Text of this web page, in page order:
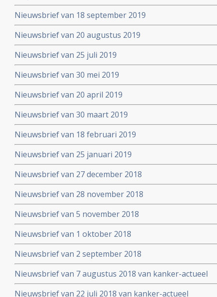
voortzetten
Nieuwsbrief van 18 september 2019
Nieuwsbrief van 20 augustus 2019
Nieuwsbrief van 25 juli 2019
Nieuwsbrief van 30 mei 2019
Nieuwsbrief van 20 april 2019
Nieuwsbrief van 30 maart 2019
Nieuwsbrief van 18 februari 2019
Nieuwsbrief van 25 januari 2019
Nieuwsbrief van 27 december 2018
Nieuwsbrief van 28 november 2018
Nieuwsbrief van 5 november 2018
Nieuwsbrief van 1 oktober 2018
Nieuwsbrief van 2 september 2018
Nieuwsbrief van 7 augustus 2018 van kanker-actueel
Nieuwsbrief van 22 juli 2018 van kanker-actueel